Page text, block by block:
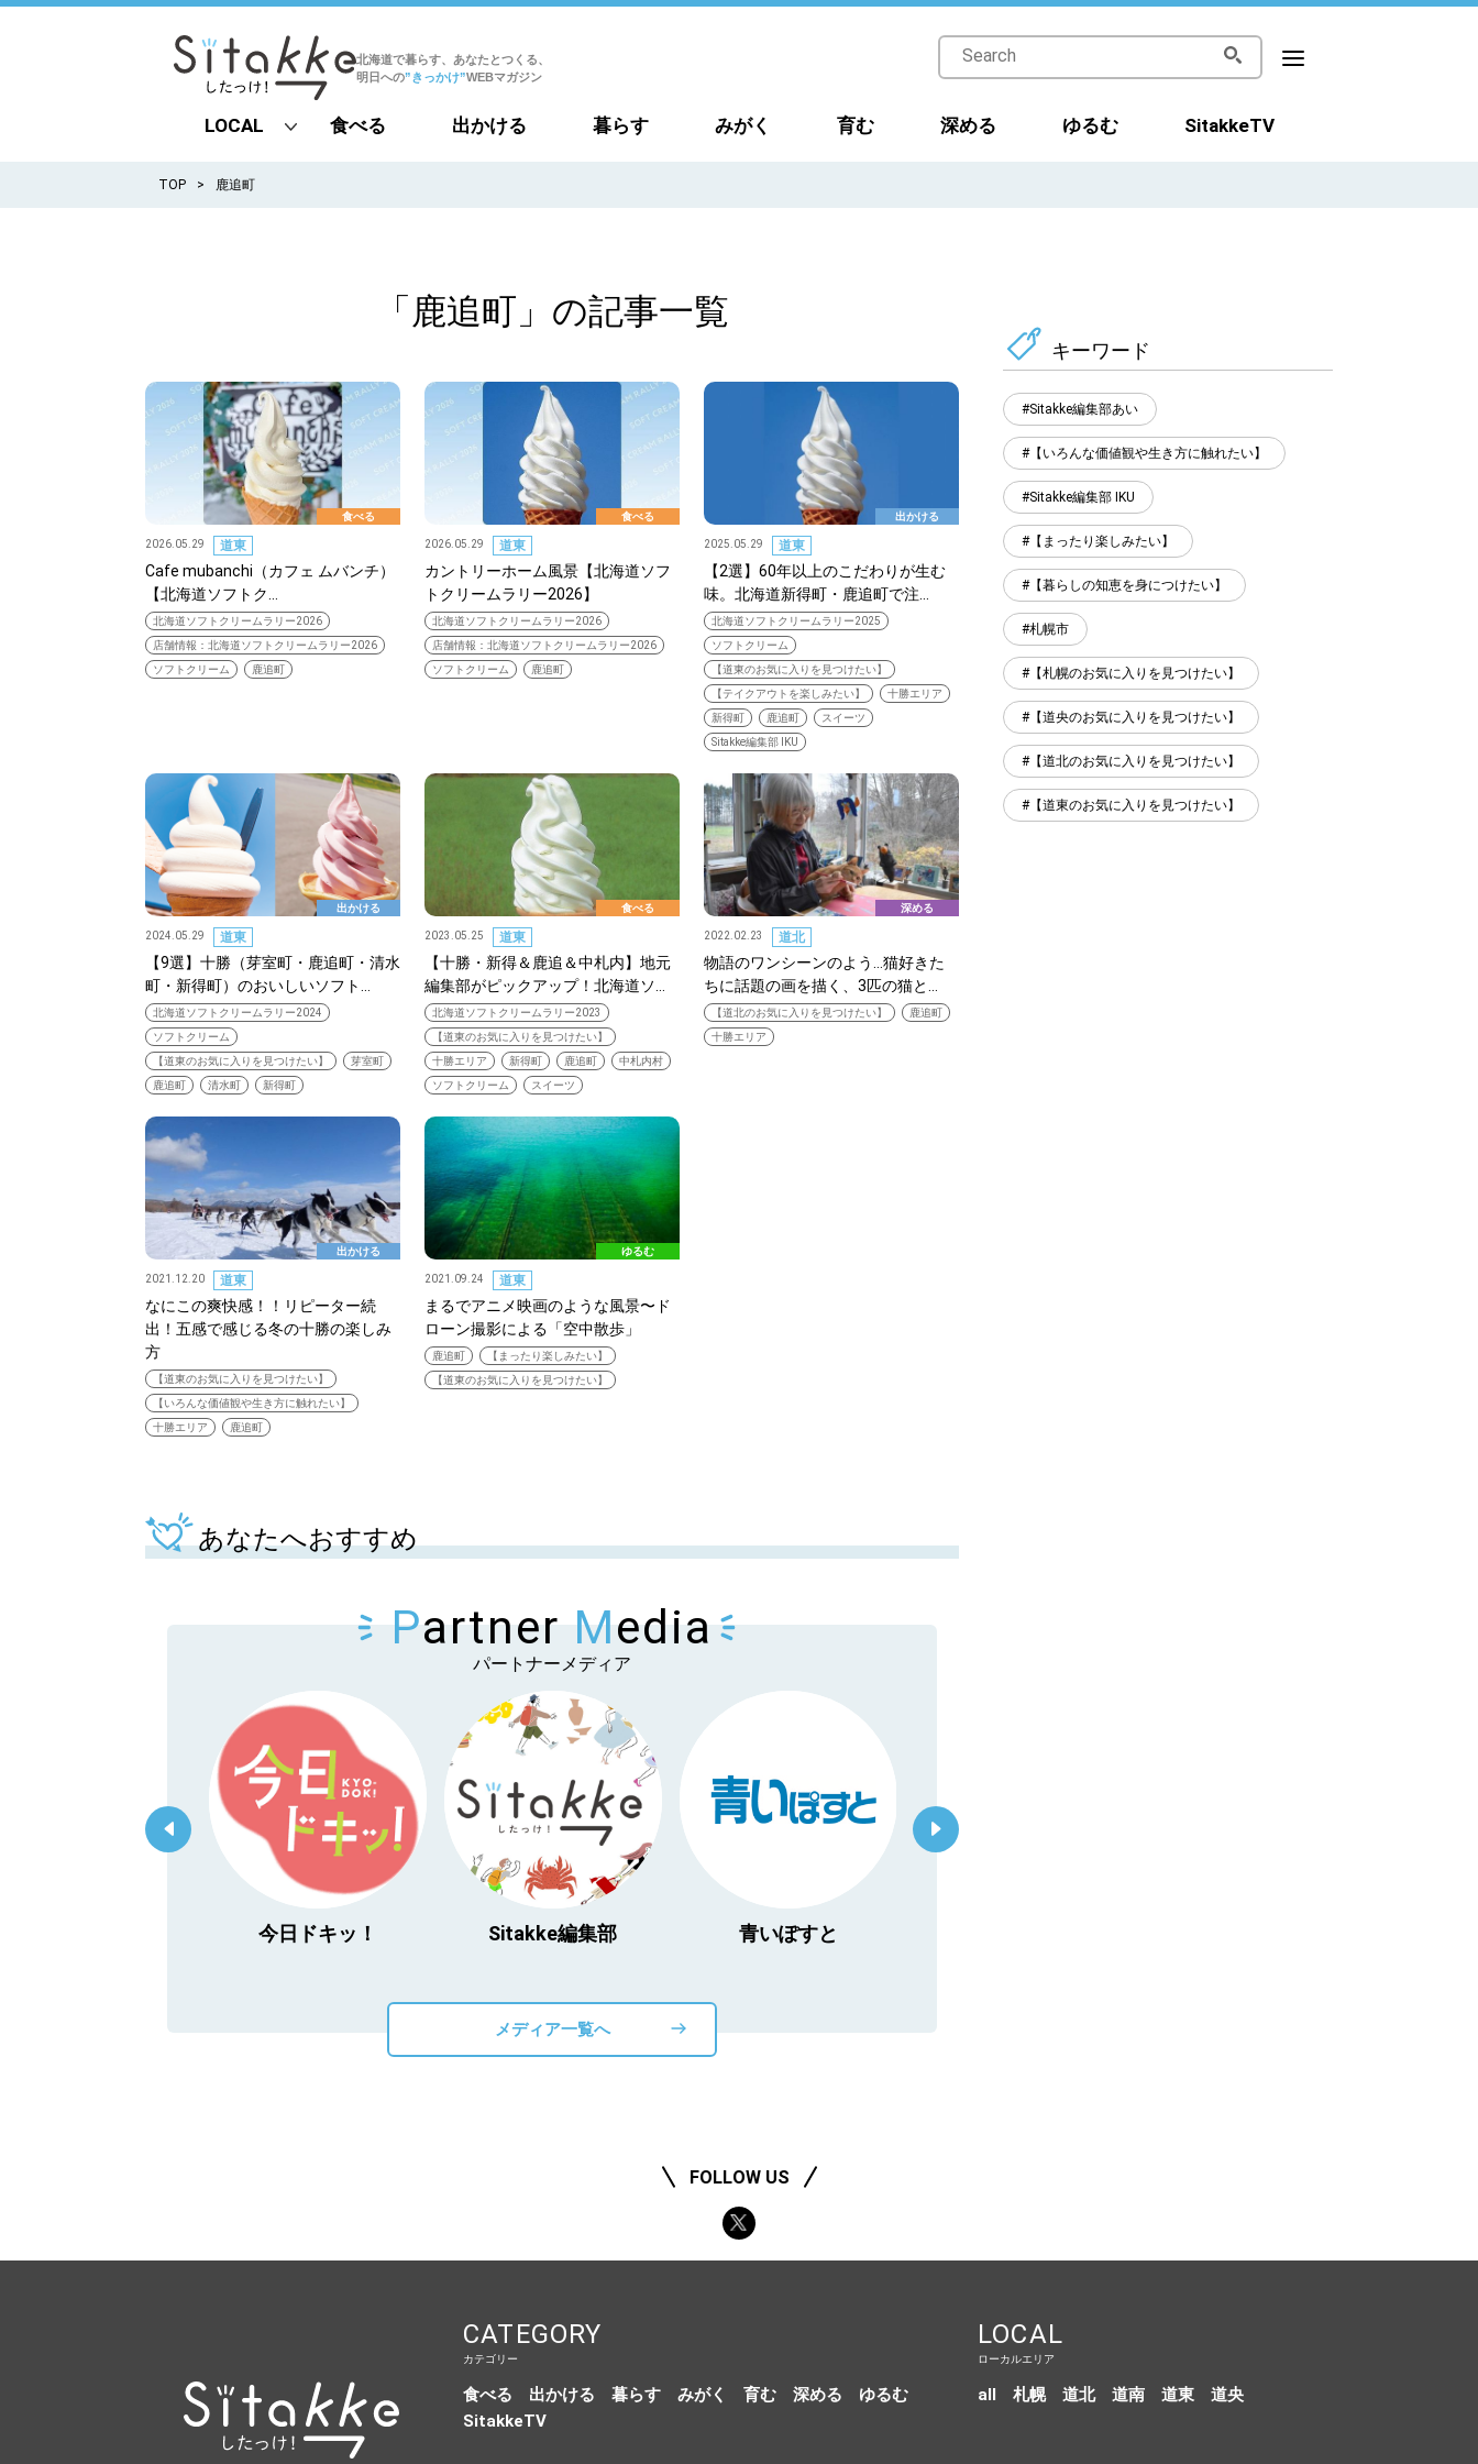
北海道で暮らす、あなたとつくる、
明日への”きっかけ”WEBマガジン
北海道で暮らす、あなたとつくる、
明日への”きっかけ”WEBマガジン
Sitakkeパートナー
運営会社 広告掲載 情報提供・お問い合わせ
閉じる
【道北のお気に入りを見つけたい】
LOCAL
道東
道央
食べる 出かける 暮らす みがく 育む 深める ゆるむ SitakkeTV
TOP 鹿追町
「鹿追町」の記事一覧
食べる
2026.05.29 道東
Cafe mubanchi（カフェ ムバンチ）
【北海道ソフトク…
北海道ソフトクリームラリー2026
店舗情報：北海道ソフトクリームラリー2026
ソフトクリーム
鹿追町
食べる
2026.05.29 道東
カントリーホーム風景【北海道ソフ
トクリームラリー2026】
北海道ソフトクリームラリー2026
店舗情報：北海道ソフトクリームラリー2026
ソフトクリーム
鹿追町
出かける
2025.05.29 道東
【2選】60年以上のこだわりが生む
味。北海道新得町・鹿追町で注…
北海道ソフトクリームラリー2025
ソフトクリーム
【道東のお気に入りを見つけたい】
【テイクアウトを楽しみたい】
十勝エリア
新得町
鹿追町
スイーツ
Sitakke編集部 IKU
出かける
2024.05.29 道東
【9選】十勝（芽室町・鹿追町・清水
町・新得町）のおいしいソフト…
北海道ソフトクリームラリー2024
ソフトクリーム
【道東のお気に入りを見つけたい】
芽室町
鹿追町
清水町 新得町
食べる
2023.05.25 道東
【十勝・新得＆鹿追＆中札内】地元
編集部がピックアップ！北海道ソ…
北海道ソフトクリームラリー2023
【道東のお気に入りを見つけたい】
十勝エリア
新得町 鹿追町
中札内村
ソフトクリーム
スイーツ
深める
2022.02.23 道北
物語のワンシーンのよう…猫好きた
ちに話題の画を描く、3匹の猫と…
【道北のお気に入りを見つけたい】
鹿追町
十勝エリア
出かける
2021.12.20 道東
なにこの爽快感！！リピーター続
出！五感で感じる冬の十勝の楽しみ
方
【道東のお気に入りを見つけたい】
【いろんな価値観や生き方に触れたい】
十勝エリア
鹿追町
ゆるむ
2021.09.24 道東
まるでアニメ映画のような風景〜ド
ローン撮影による「空中散歩」
鹿追町
【まったり楽しみたい】
【道東のお気に入りを見つけたい】
あなたへおすすめ
Partner Media
パートナーメディア
今日ドキッ！ Sitakke編集部 青いぽすと
メディア一覧へ
キーワード
Sitakke編集部あい
【いろんな価値観や生き方に触れたい】
Sitakke編集部 IKU
【まったり楽しみたい】
【暮らしの知恵を身につけたい】
札幌市
【札幌のお気に入りを見つけたい】
【道央のお気に入りを見つけたい】
【道北のお気に入りを見つけたい】
【道東のお気に入りを見つけたい】
FOLLOW US
CATEGORY
カテゴリー
食べる 出かける 暮らす みがく 育む 深める
ゆるむ
SitakkeTV
LOCAL
ローカルエリア
all 札幌 道北 道南 道東 道央